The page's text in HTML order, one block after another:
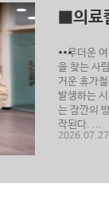
■의료
...
무더운 여
을 찾는 사
거운 휴가
발생하는
는 잠깐의
작된다. ...
2026.07.27
■우리
20년 전의
끌려간 도
조선시대
난 도공의
파편이 무
...
2026.07.27